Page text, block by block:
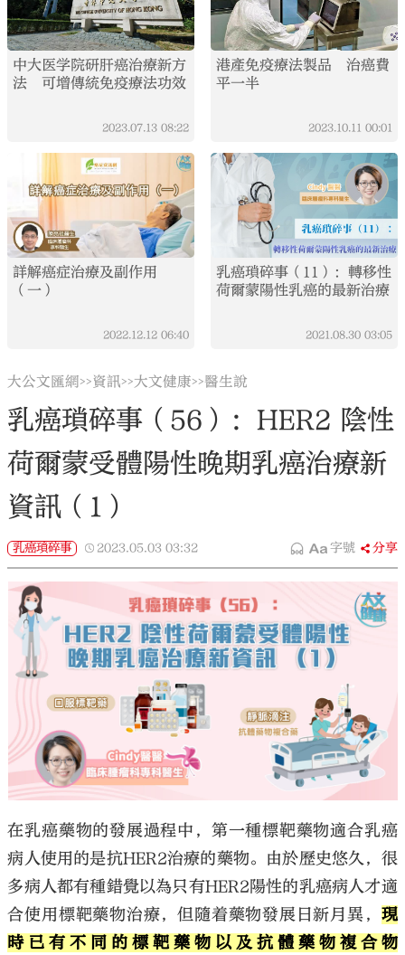
中大医学院研肝癌治療新方
法 可增傳統免疫療法功效
2023.07.13 08:22
港產免疫療法製品 治癌費
平一半
2023.10.11 00:01
詳解癌症治療及副作用
（一）
2022.12.12 06:40
乳癌瑣碎事（11）：轉移性
荷爾蒙陽性乳癌的最新治療
2021.08.30 03:05
大公文匯網>>資訊>>大文健康>>醫生說
乳癌瑣碎事（56）：HER2 陰性
荷爾蒙受體陽性晚期乳癌治療新
資訊（1）
乳癌瑣碎事 2023.05.03 03:32 字號 分享
在乳癌藥物的發展過程中，第一種標靶藥物適合乳癌
病人使用的是抗HER2治療的藥物。由於歷史悠久，很
多病人都有種錯覺以為只有HER2陽性的乳癌病人才適
合使用標靶藥物治療，但隨着藥物發展日新月異， 現
時已有不同的標靶藥物以及抗體藥物複合物